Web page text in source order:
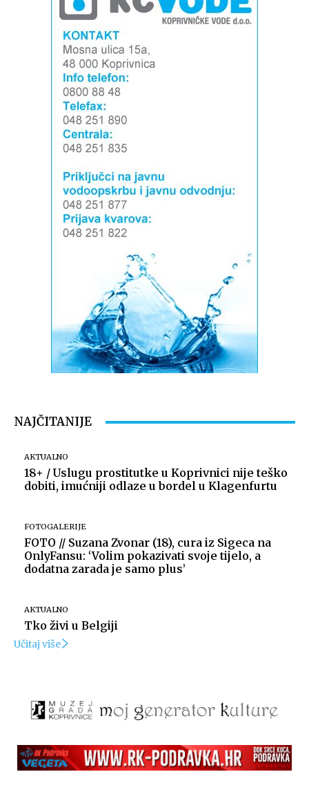
NAJČITANIJE
AKTUALNO
18+ / Uslugu prostitutke u Koprivnici nije teško
dobiti, imućniji odlaze u bordel u Klagenfurtu
FOTOGALERIJE
FOTO // Suzana Zvonar (18), cura iz Sigeca na
OnlyFansu: ‘Volim pokazivati svoje tijelo, a
dodatna zarada je samo plus’
AKTUALNO
Tko živi u Belgiji
Učitaj više